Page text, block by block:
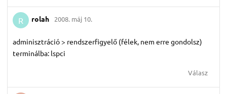
R rolah 2008. máj 10.
adminisztráció > rendszerfigyelő (félek, nem erre gondolsz)
terminálba: lspci
Válasz